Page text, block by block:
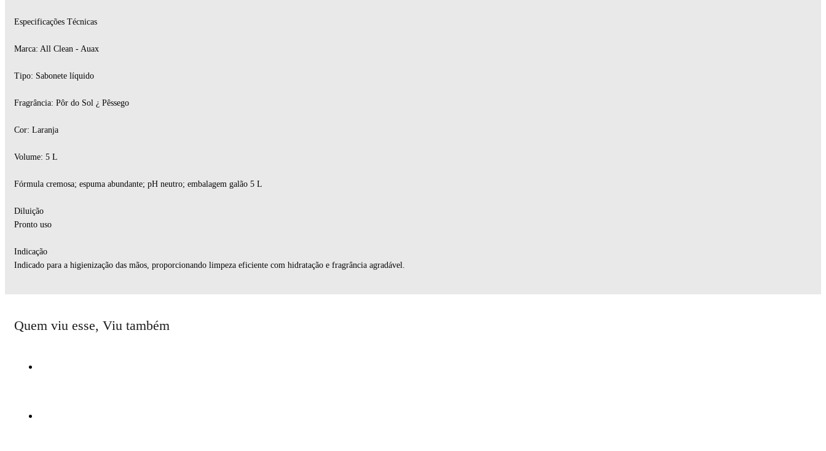
Especificações Técnicas
Marca: All Clean - Auax
Tipo: Sabonete líquido
Fragrância: Pôr do Sol ¿ Pêssego
Cor: Laranja
Volume: 5 L
Fórmula cremosa; espuma abundante; pH neutro; embalagem galão 5 L
Diluição
Pronto uso
Indicação
Indicado para a higienização das mãos, proporcionando limpeza eficiente com hidratação e fragrância agradável.
Quem viu esse, Viu também